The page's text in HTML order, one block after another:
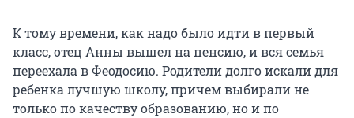
К тому времени, как надо было идти в первый
класс, отец Анны вышел на пенсию, и вся семья
переехала в Феодосию. Родители долго искали для
ребенка лучшую школу, причем выбирали не
только по качеству образованию, но и по